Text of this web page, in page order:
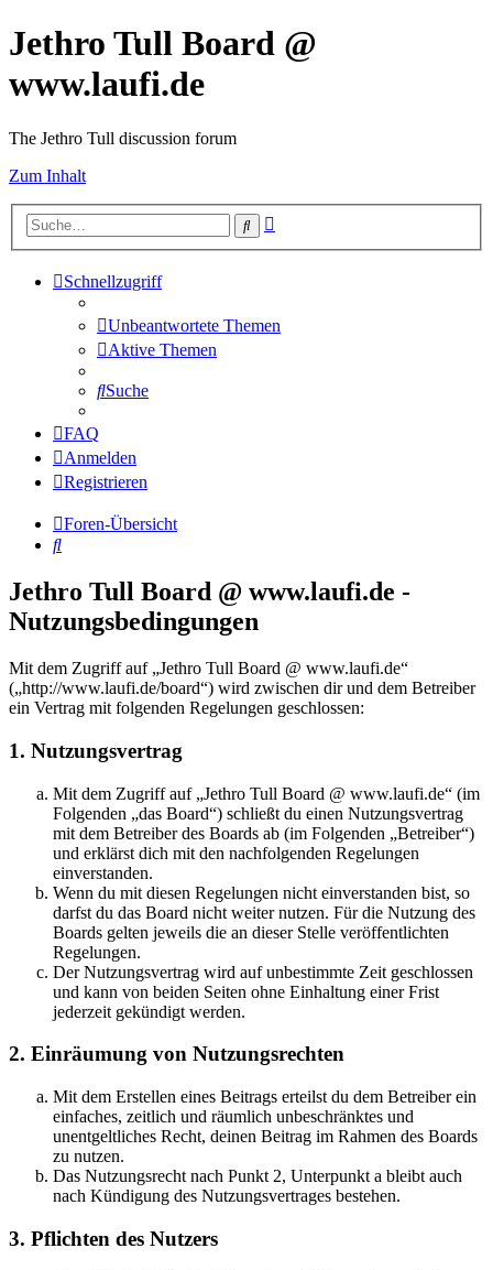
Jethro Tull Board @
www.laufi.de
The Jethro Tull discussion forum
Zum Inhalt
Suche
Schnellzugriff
Unbeantwortete Themen
Aktive Themen
Suche
FAQ
Anmelden
Registrieren
Foren-Übersicht
Suche
Jethro Tull Board @ www.laufi.de -
Nutzungsbedingungen
Mit dem Zugriff auf „Jethro Tull Board @ www.laufi.de“
(„http://www.laufi.de/board“) wird zwischen dir und dem Betreiber
ein Vertrag mit folgenden Regelungen geschlossen:
1. Nutzungsvertrag
Mit dem Zugriff auf „Jethro Tull Board @ www.laufi.de“ (im
Folgenden „das Board“) schließt du einen Nutzungsvertrag
mit dem Betreiber des Boards ab (im Folgenden „Betreiber“)
und erklärst dich mit den nachfolgenden Regelungen
einverstanden.
Wenn du mit diesen Regelungen nicht einverstanden bist, so
darfst du das Board nicht weiter nutzen. Für die Nutzung des
Boards gelten jeweils die an dieser Stelle veröffentlichten
Regelungen.
Der Nutzungsvertrag wird auf unbestimmte Zeit geschlossen
und kann von beiden Seiten ohne Einhaltung einer Frist
jederzeit gekündigt werden.
2. Einräumung von Nutzungsrechten
Mit dem Erstellen eines Beitrags erteilst du dem Betreiber ein
einfaches, zeitlich und räumlich unbeschränktes und
unentgeltliches Recht, deinen Beitrag im Rahmen des Boards
zu nutzen.
Das Nutzungsrecht nach Punkt 2, Unterpunkt a bleibt auch
nach Kündigung des Nutzungsvertrages bestehen.
3. Pflichten des Nutzers